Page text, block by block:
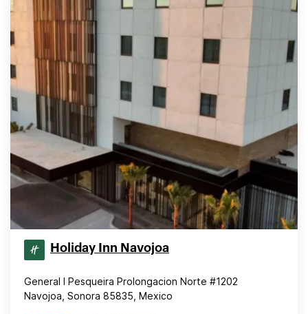
Holiday Inn Navojoa
General I Pesqueira Prolongacion Norte #1202
Navojoa, Sonora 85835, Mexico